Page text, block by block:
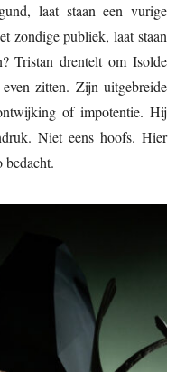
laat staan een vurige
zondige publiek, laat staan
Tristan drentelt om Isolde
zitten. Zijn uitgebreide
of impotentie. Hij
Niet eens hoofs. Hier
bedacht.